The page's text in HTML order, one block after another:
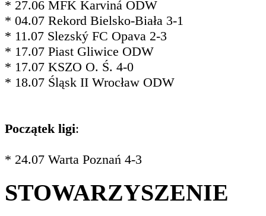
* 27.06 MFK Karviná ODW
* 04.07 Rekord Bielsko-Biała 3-1
* 11.07 Slezský FC Opava 2-3
* 17.07 Piast Gliwice ODW
* 17.07 KSZO O. Ś. 4-0
* 18.07 Śląsk II Wrocław ODW
Początek ligi:
* 24.07 Warta Poznań 4-3
STOWARZYSZENIE